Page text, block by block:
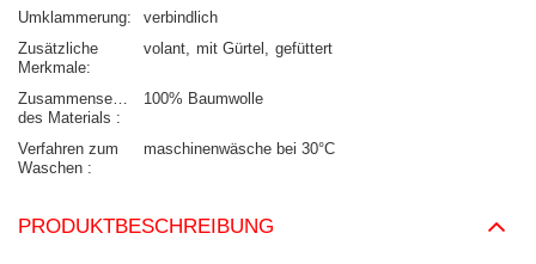
Umklammerung
verbindlich
Zusätzliche
Merkmale
volant mit Gürtel gefüttert
Zusammensetzung
des Materials
100% Baumwolle
Verfahren zum
Waschen
maschinenwäsche bei 30°C
PRODUKTBESCHREIBUNG